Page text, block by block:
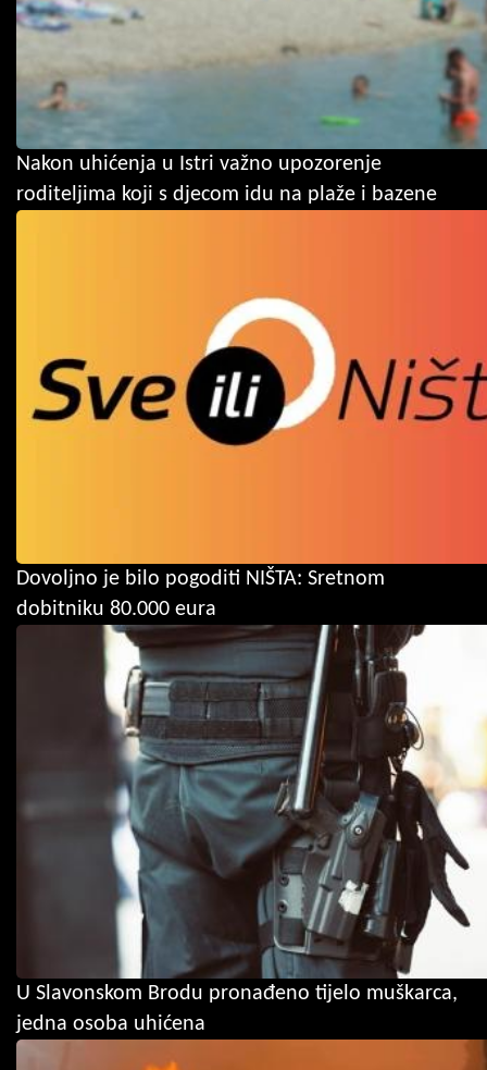
Nakon uhićenja u Istri važno upozorenje
roditeljima koji s djecom idu na plaže i bazene
Dovoljno je bilo pogoditi NIŠTA: Sretnom
dobitniku 80.000 eura
U Slavonskom Brodu pronađeno tijelo muškarca,
jedna osoba uhićena